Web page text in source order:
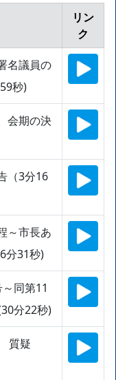
リン
ク
名議員の
秒)
会期の決
（3分16
～市長あ
分31秒)
同第11
分22秒)
質疑